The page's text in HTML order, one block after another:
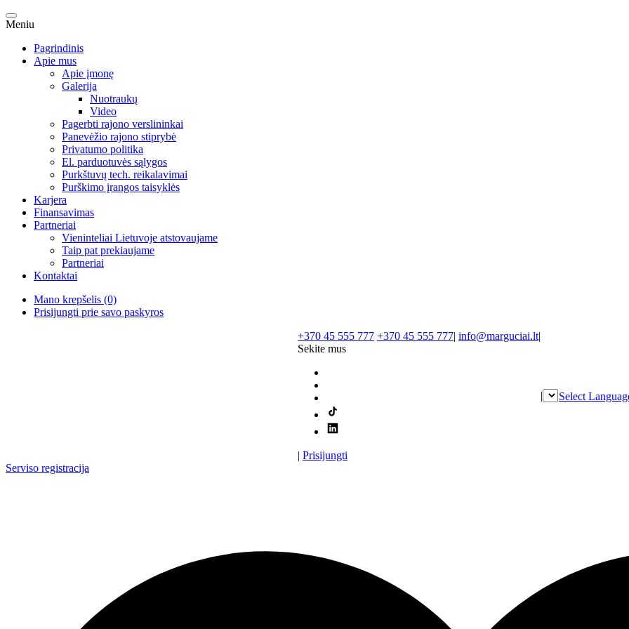
Meniu
Pagrindinis
Apie mus
Apie įmonę
Galerija
Nuotraukų
Video
Pagerbti rajono verslininkai
Panevėžio rajono stiprybė
Privatumo politika
El. parduotuvės sąlygos
Purkštuvų tech. reikalavimai
Purškimo įrangos taisyklės
Karjera
Finansavimas
Partneriai
Vieninteliai Lietuvoje atstovaujame
Taip pat prekiaujame
Partneriai
Kontaktai
Mano krepšelis (0)
Prisijungti prie savo paskyros
+370 45 555 777 +370 45 555 777| info@marguciai.lt|
Sekite mus
| Prisijungti
| Select
Serviso registracija